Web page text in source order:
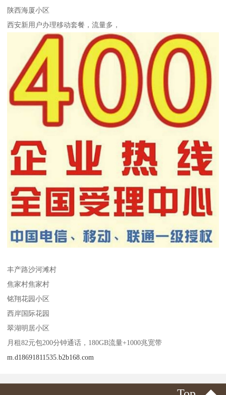
陕西海厦小区
西安新用户办理移动套餐，流量多，
丰产路沙河滩村
焦家村焦家村
铭翔花园小区
西岸国际花园
翠湖明居小区
月租82元包200分钟通话，180GB流量+1000兆宽带
m.d18691811535.b2b168.com